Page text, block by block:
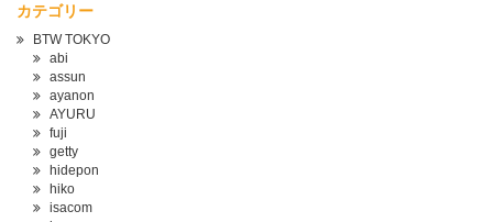
カテゴリー
BTW TOKYO
abi
assun
ayanon
AYURU
fuji
getty
hidepon
hiko
isacom